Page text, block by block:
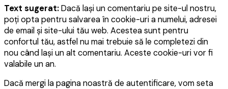
Text sugerat:Dacă lași un comentariu pe site-ul nostru,
poți opta pentru salvarea în cookie-uri a numelui, adresei
de email și site-ului tău web. Acestea sunt pentru
confortul tău, astfel nu mai trebuie să le completezi din
nou când lași un alt comentariu. Aceste cookie-uri vor fi
valabile un an.
Dacă mergi la pagina noastră de autentificare, vom seta